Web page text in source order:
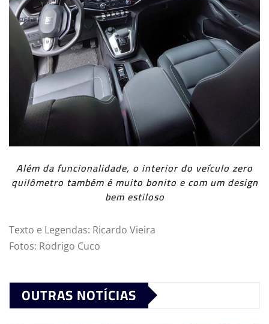
Além da funcionalidade, o interior do veículo zero
quilômetro também é muito bonito e com um design
bem estiloso
Texto e Legendas: Ricardo Vieira
Fotos: Rodrigo Cuco
OUTRAS NOTÍCIAS